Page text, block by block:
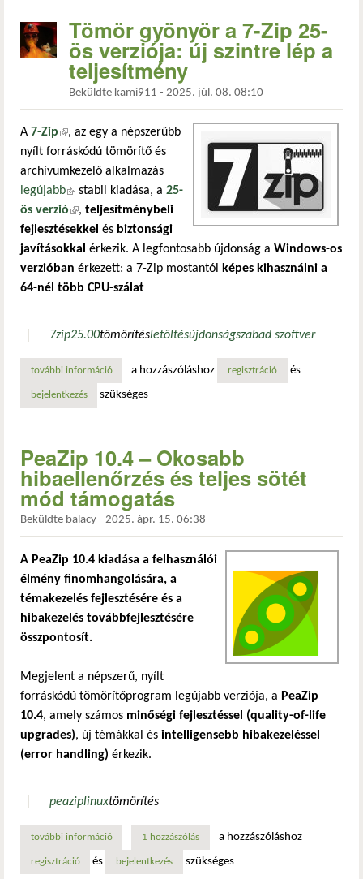
Tömör gyönyör a 7-Zip 25-
ös verziója: új szintre lép a
teljesítmény
Beküldte kami911 - 2025. júl. 08. 08:10
A 7-Zip(külső hivatkozás)
, az egy a népszerűbb
nyílt forráskódú tömörítő és
archívumkezelő alkalmazás
legújabb(külső hivatkozás)
stabil kiadása, a 25-
ös verzió(külső hivatkozás)
, teljesítménybeli
fejlesztésekkel és biztonsági
javításokkal érkezik. A legfontosabb újdonság a Windows-os
verzióban érkezett: a 7-Zip mostantól képes kihasználni a
64-nél több CPU-szálat
7zip25.00tömörítésletöltésújdonságszabad szoftver
további információtömör gyönyör a 7-zip 25-ös verziója: új szintre lép a
a hozzászóláshoz regisztráció és
bejelentkezés szükséges
PeaZip 10.4 – Okosabb
hibaellenőrzés és teljes sötét
mód támogatás
Beküldte balacy - 2025. ápr. 15. 06:38
A PeaZip 10.4 kiadása a felhasználói
élmény finomhangolására, a
témakezelés fejlesztésére és a
hibakezelés továbbfejlesztésére
összpontosít.
Megjelent a népszerű, nyílt
forráskódú tömörítőprogram legújabb verziója, a PeaZip
10.4, amely számos minőségi fejlesztéssel (quality-of-life
upgrades), új témákkal és intelligensebb hibakezeléssel
(error handling) érkezik.
peaziplinuxtömörítés
további információpeazip 10.4 – okosabb hibaellenőrzés és teljes sötét mód
1 hozzászólás a hozzászóláshoz
regisztráció és bejelentkezés szükséges